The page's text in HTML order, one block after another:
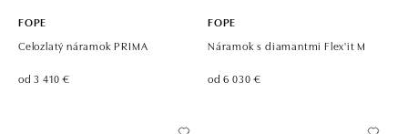
FOPE
Celozlatý náramok PRIMA
od 3 410 €
FOPE
Náramok s diamantmi Flex'it M
od 6 030 €